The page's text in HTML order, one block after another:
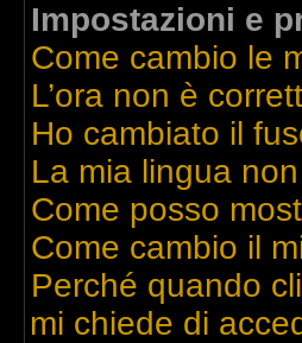
Impostazioni e
Come cambio le
L’ora non è
Ho cambiato il
La mia lingua
Come posso
Come cambio il
Perché quando
mi chiede di